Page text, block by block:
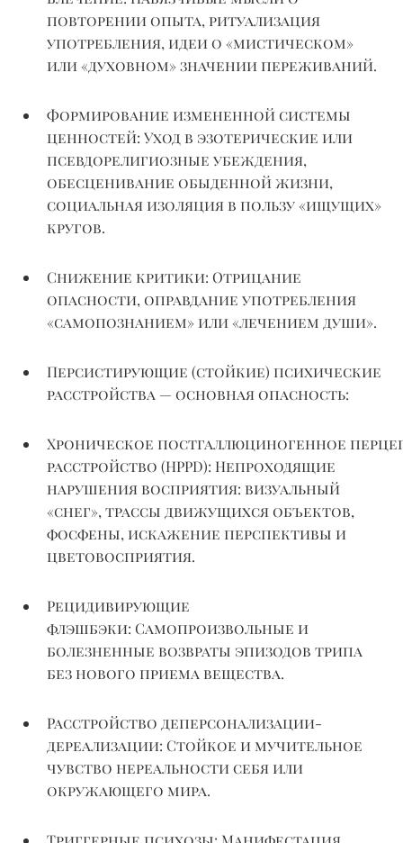
повторении опыта, ритуализация
употребления, идеи о «мистическом»
или «духовном» значении переживаний.
Формирование измененной системы
ценностей: Уход в эзотерические или
псевдорелигиозные убеждения,
обесценивание обыденной жизни,
социальная изоляция в пользу «ищущих»
кругов.
Снижение критики: Отрицание
опасности, оправдание употребления
«самопознанием» или «лечением души».
Персистирующие (стойкие) психические
расстройства — основная опасность:
Хроническое постгаллюциногенное
расстройство (HPPD): Непроходящие
нарушения восприятия: визуальный
«снег», трассы движущихся объектов,
фосфены, искажение перспективы и
цветовосприятия.
Рецидивирующие
флэшбэки: Самопроизвольные и
болезненные возвраты эпизодов трипа
без нового приема вещества.
Расстройство деперсонализации-
дереализации: Стойкое и мучительное
чувство нереальности себя или
окружающего мира.